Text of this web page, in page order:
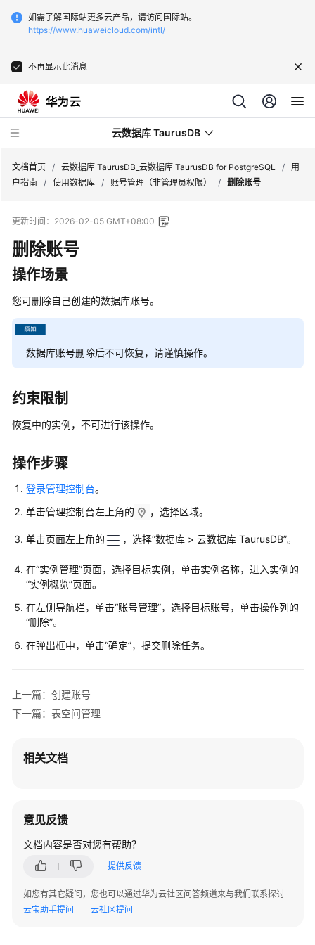
如需了解国际站更多云产品，请访问国际站。
https://www.huaweicloud.com/intl/
不再显示此消息
云数据库 TaurusDB
最
动
态
产
介
快
速
内
介
用
户
南
通
授
使
TaurusDB
for
权
限
购
TaurusDB
for
文档首页 / 云数据库 TaurusDB_云数据库 TaurusDB for PostgreSQL / 用
户指南 / 使用数据库 / 账号管理（非管理员权限） / 删除账号
更新时间： 2026-02-05 GMT+08:00
删除账号
操作场景
您可删除自己创建的数据库账号。
数据库账号删除后不可恢复，请谨慎操作。
约束限制
恢复中的实例，不可进行该操作。
操作步骤
登录管理控制台。
单击管理控制台左上角的
，选择区域。
单击页面左上角的 ，选择“数据库 > 云数据库 TaurusDB”。
在“实例管理”页面，选择目标实例，单击实例名称，进入实例的
“实例概览”页面。
在左侧导航栏，单击“账号管理”，选择目标账号，单击操作列的
“删除”。
在弹出框中，单击“确定”，提交删除任务。
上一篇：创建账号
下一篇：表空间管理
相关文档
意见反馈
文档内容是否对您有帮助？
提供反馈
如您有其它疑问，您也可以通过华为云社区问答频道来与我们联系探讨
云宝助手提问
云社区提问